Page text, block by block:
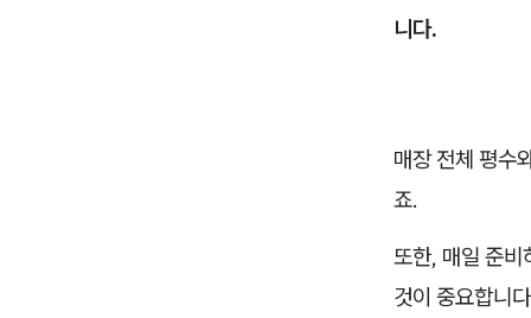
니다.
매장 전체 평수
죠.
또한, 매일 준비
것이 중요합니